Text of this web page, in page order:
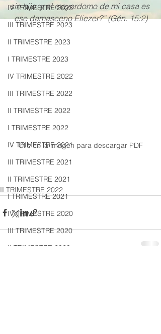
IV TRIMESTRE 2023
III TRIMESTRE 2023
II TRIMESTRE 2023
I TRIMESTRE 2023
IV TRIMESTRE 2022
III TRIMESTRE 2022
II TRIMESTRE 2022
I TRIMESTRE 2022
IV TRIMESTRE 2021
III TRIMESTRE 2021
II TRIMESTRE 2021
I TRIMESTRE 2021
IV TRIMESTRE 2020
III TRIMESTRE 2020
II TRIMESTRE 2020
sin hijo, y el mayordomo de mi casa es
ese damasceno Eliezer?” (Gén. 15:2)
Clic en la imagen para descargar PDF
II TRIMESTRE 2022